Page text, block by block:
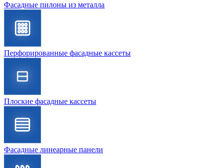
Фасадные пилоны из металла
Перфорированные фасадные кассеты
Плоские фасадные кассеты
Фасадные линеарные панели